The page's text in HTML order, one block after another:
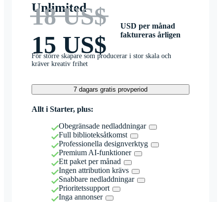
Unlimited
18 US$
15 US$
USD per månad
faktureras årligen
För större skapare som producerar i stor skala och
kräver kreativ frihet
7 dagars gratis provperiod
Allt i Starter, plus:
Obegränsade nedladdningar
Full biblioteksåtkomst
Professionella designverktyg
Premium AI-funktioner
Ett paket per månad
Ingen attribution krävs
Snabbare nedladdningar
Prioritetssupport
Inga annonser